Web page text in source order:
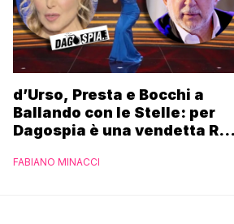
d’Urso, Presta e Bocchi a
Ballando con le Stelle: per
Dagospia è una vendetta Rai
FABIANO MINACCI